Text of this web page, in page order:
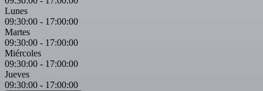
Lunes
09:30:00 - 17:00:00
Martes
09:30:00 - 17:00:00
Miércoles
09:30:00 - 17:00:00
Jueves
09:30:00 - 17:00:00